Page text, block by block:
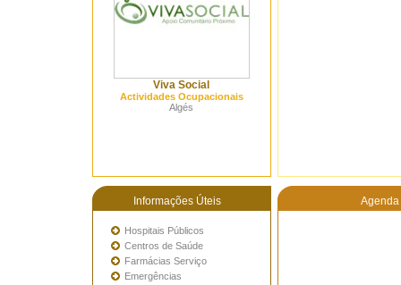
Viva Social
Actividades Ocupacionais
Algés
Informações Úteis Agenda
Hospitais Públicos
Centros de Saúde
Farmácias Serviço
Emergências